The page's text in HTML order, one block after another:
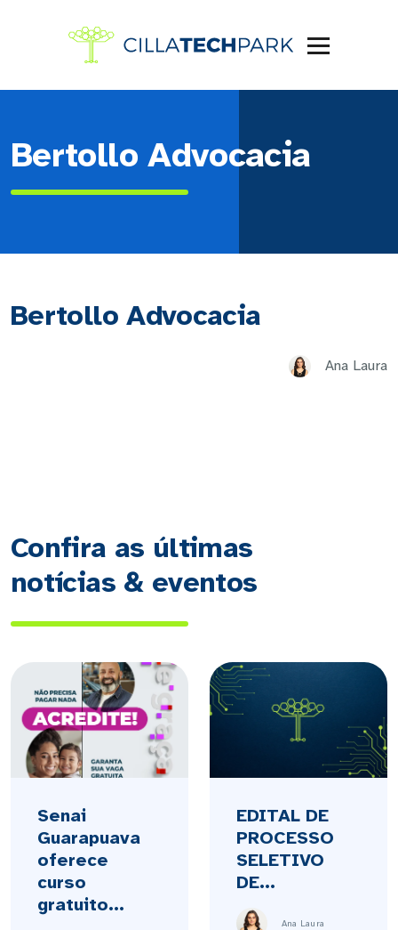
Bertollo Advocacia
Bertollo Advocacia
Ana Laura
Confira as últimas
notícias & eventos
Senai
Guarapuava
oferece
curso
gratuito...
EDITAL DE
PROCESSO
SELETIVO
DE...
Ana Laura